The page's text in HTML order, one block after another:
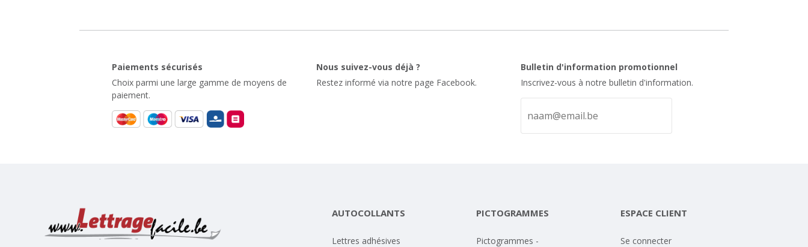
Paiements sécurisés
Choix parmi une large gamme de moyens de
paiement.
Nous suivez-vous déjà ?
Restez informé via notre page Facebook.
Bulletin d'information promotionnel
Inscrivez-vous à notre bulletin d'information.
AUTOCOLLANTS
Lettres adhésives
PICTOGRAMMES
Pictogrammes -
ESPACE CLIENT
Se connecter